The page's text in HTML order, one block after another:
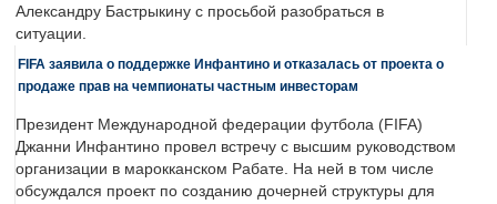
Александру Бастрыкину с просьбой разобраться в
ситуации.
FIFA заявила о поддержке Инфантино и отказалась от проекта о
продаже прав на чемпионаты частным инвесторам
Президент Международной федерации футбола (FIFA)
Джанни Инфантино провел встречу с высшим руководством
организации в марокканском Рабате. На ней в том числе
обсуждался проект по созданию дочерней структуры для